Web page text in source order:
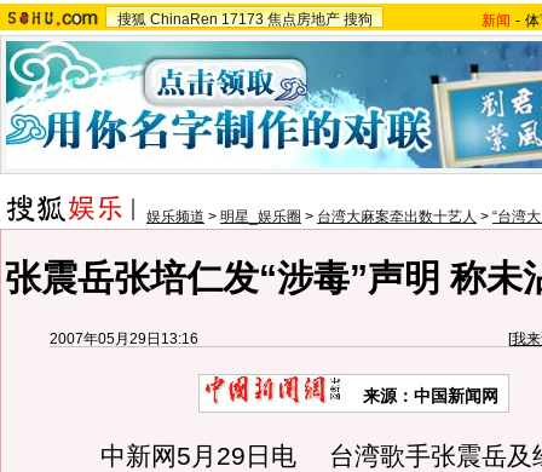
搜狐 ChinaRen 17173 焦点房地产 搜狗 新闻 -
娱乐频道 > 明星_娱乐圈 > 台湾大麻案牵出数十艺人 > “台湾
张震岳张培仁发“涉毒”声明 称未
2007年05月29日13:16 [我
来源：中国新闻网
中新网5月29日电 台湾歌手张震岳及